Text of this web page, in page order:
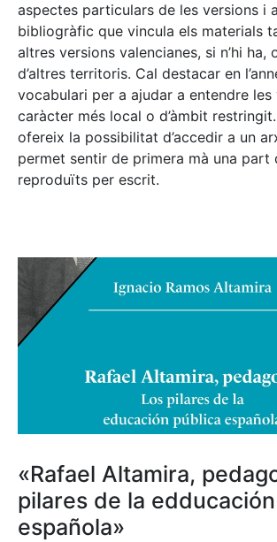
aspectes particulars de les versions i
bibliogràfic que vincula els materials
altres versions valencianes, si n’hi ha,
d’altres territoris. Cal destacar en
vocabulari per a ajudar a entendre les
caràcter més local o d’àmbit
ofereix la possibilitat d’accedir a un
permet sentir de primera mà una part
reproduïts per escrit.
«Rafael Altamira,
pilares de la
española»